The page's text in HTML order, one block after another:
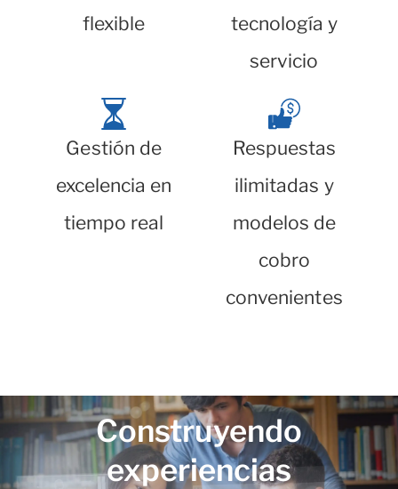
flexible
tecnología y
servicio
Gestión de
excelencia en
tiempo real
Respuestas
ilimitadas y
modelos de
cobro
convenientes
Construyendo
experiencias